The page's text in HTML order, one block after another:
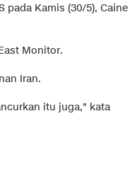
pada Kamis (30/5), Caine
Monitor.
Iran.
itu juga," kata